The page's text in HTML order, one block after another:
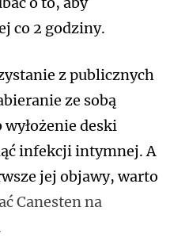
co 2 godziny.
z publicznych
ze sobą
wyłożenie deski
infekcji intymnej. A
jej objawy, warto
Canesten na